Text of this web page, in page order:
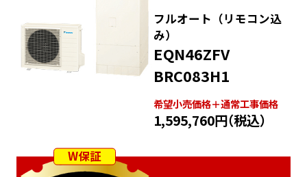
フルオート（リモコン込
み）
EQN46ZFV
BRC083H1
希望⼩売価格＋通常⼯事価格
1,595,760円（税込）
W保証